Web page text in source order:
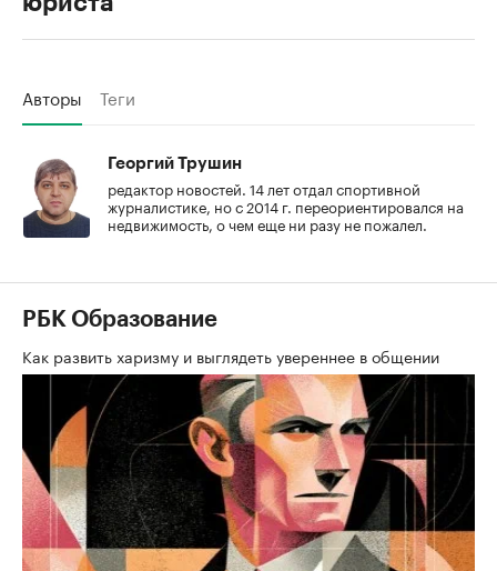
Авторы Теги
Георгий Трушин
редактор новостей. 14 лет отдал спортивной
журналистике, но с 2014 г. переориентировался на
недвижимость, о чем еще ни разу не пожалел.
РБК Образование
Как развить харизму и выглядеть увереннее в общении